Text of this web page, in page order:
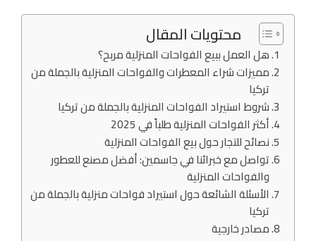
محتويات المقال
هل العمل ببيع الفواحات المنزلية مربح؟
مميزات شراء المعطرات والفواحات المنزلية بالجملة من
تركيا
شروط استيراد الفواحات المنزلية بالجملة من تركيا
أكثر الفواحات المنزلية طلباً في 2025
نصائح للتجار حول بيع الفواحات المنزلية
تواصل مع خبرائنا في جاسمين: أفضل مصنع للعطور
والفواحات المنزلية
الأسئلة الشائعة حول استيراد فواحات منزلية بالجملة من
تركيا
مصادر خارجية